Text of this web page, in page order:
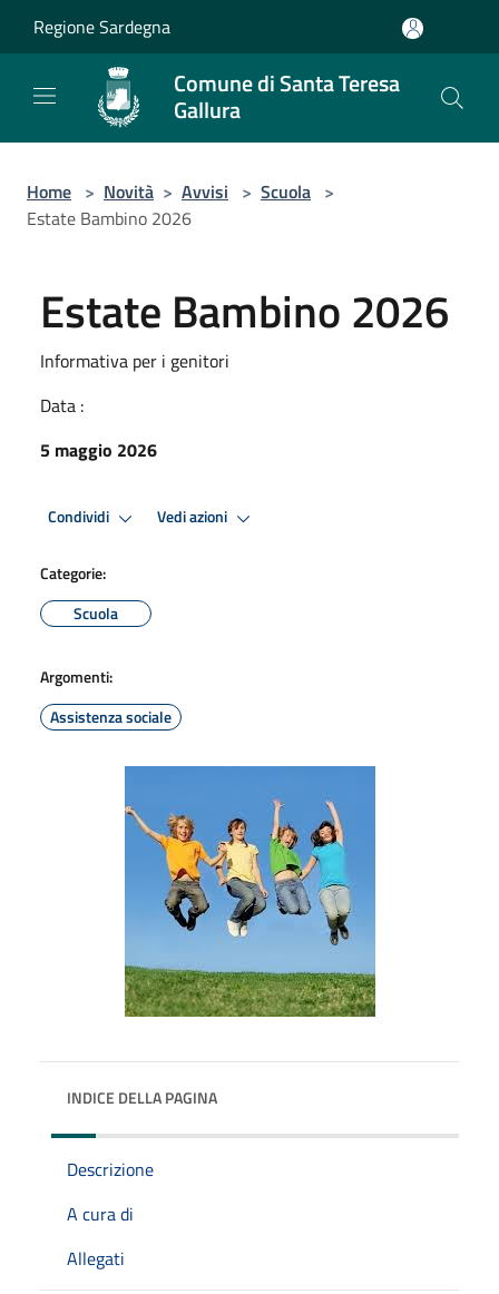
Regione Sardegna
Comune di Santa Teresa
Gallura
Home > Novità > Avvisi > Scuola >
Estate Bambino 2026
Estate Bambino 2026
Informativa per i genitori
Data :
5 maggio 2026
Condividi Vedi azioni
Categorie:
Scuola
Argomenti:
Assistenza sociale
INDICE DELLA PAGINA
Descrizione
A cura di
Allegati